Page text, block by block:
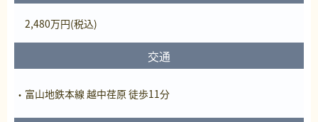
2,480万円(税込)
交通
富山地鉄本線 越中荏原 徒歩11分